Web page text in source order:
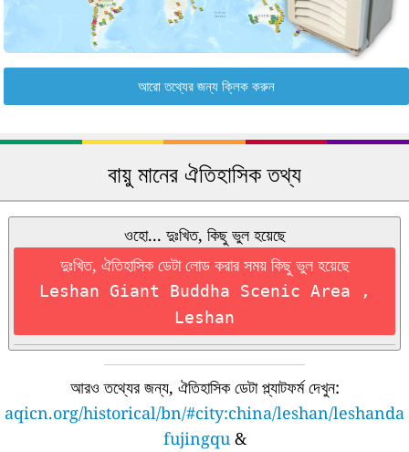
আরো তথ্যের জন্য ক্লিক করুন
বায়ু মানের ঐতিহাসিক তথ্য
ওহো... দুঃখিত, কিছু ভুল হয়েছে
দুঃখিত, ঐতিহাসিক ডেটা লোড করার সময় কিছু ভুল হয়েছে
Leshan Giant Buddha Scenic Area ,
Leshan
আরও তথ্যের জন্য, ঐতিহাসিক ডেটা প্ল্যাটফর্ম দেখুন:
aqicn.org/historical/bn/#city:china/leshan/leshanda
fujingqu&